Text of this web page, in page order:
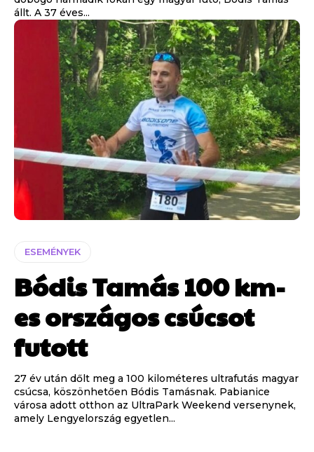
állt. A 37 éves...
ESEMÉNYEK
Bódis Tamás 100 km-
es országos csúcsot
futott
27 év után dőlt meg a 100 kilométeres ultrafutás magyar
csúcsa, köszönhetően Bódis Tamásnak. Pabianice
városa adott otthon az UltraPark Weekend versenynek,
amely Lengyelország egyetlen...